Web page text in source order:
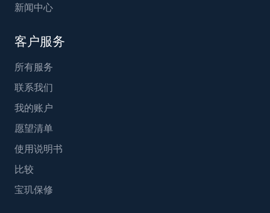
新闻中心
客户服务
所有服务
联系我们
我的账户
愿望清单
使用说明书
比较
宝玑保修